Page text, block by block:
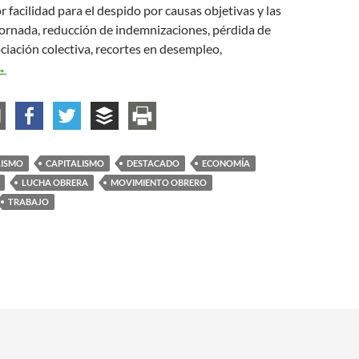
facilidad para el despido por causas objetivas y las
reducción de indemnizaciones, pérdida de
colectiva, recortes en desempleo,
reformas laborales, nuevas formas de resistencia de la clase
CAPITALISMO DESTACADO
ECONOMÍA
LUCHA OBRERA
MOVIMIENTO OBRERO
TRABAJO